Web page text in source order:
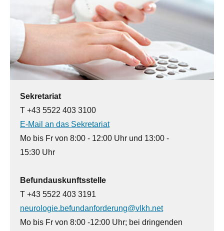
Sekretariat
T +43 5522 403 3100
E-Mail an das Sekretariat
Mo bis Fr von 8:00 - 12:00 Uhr und 13:00 -
15:30 Uhr
Befundauskunftsstelle
T +43 5522 403 3191
neurologie.befundanforderung@vlkh.net
Mo bis Fr von 8:00 -12:00 Uhr; bei dringenden